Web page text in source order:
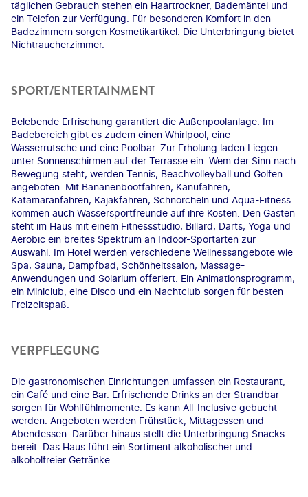
täglichen Gebrauch stehen ein Haartrockner, Bademäntel und
ein Telefon zur Verfügung. Für besonderen Komfort in den
Badezimmern sorgen Kosmetikartikel. Die Unterbringung bietet
Nichtraucherzimmer.
SPORT/ENTERTAINMENT
Belebende Erfrischung garantiert die Außenpoolanlage. Im
Badebereich gibt es zudem einen Whirlpool, eine
Wasserrutsche und eine Poolbar. Zur Erholung laden Liegen
unter Sonnenschirmen auf der Terrasse ein. Wem der Sinn nach
Bewegung steht, werden Tennis, Beachvolleyball und Golfen
angeboten. Mit Bananenbootfahren, Kanufahren,
Katamaranfahren, Kajakfahren, Schnorcheln und Aqua-Fitness
kommen auch Wassersportfreunde auf ihre Kosten. Den Gästen
steht im Haus mit einem Fitnessstudio, Billard, Darts, Yoga und
Aerobic ein breites Spektrum an Indoor-Sportarten zur
Auswahl. Im Hotel werden verschiedene Wellnessangebote wie
Spa, Sauna, Dampfbad, Schönheitssalon, Massage-
Anwendungen und Solarium offeriert. Ein Animationsprogramm,
ein Miniclub, eine Disco und ein Nachtclub sorgen für besten
Freizeitspaß.
VERPFLEGUNG
Die gastronomischen Einrichtungen umfassen ein Restaurant,
ein Café und eine Bar. Erfrischende Drinks an der Strandbar
sorgen für Wohlfühlmomente. Es kann All-Inclusive gebucht
werden. Angeboten werden Frühstück, Mittagessen und
Abendessen. Darüber hinaus stellt die Unterbringung Snacks
bereit. Das Haus führt ein Sortiment alkoholischer und
alkoholfreier Getränke.